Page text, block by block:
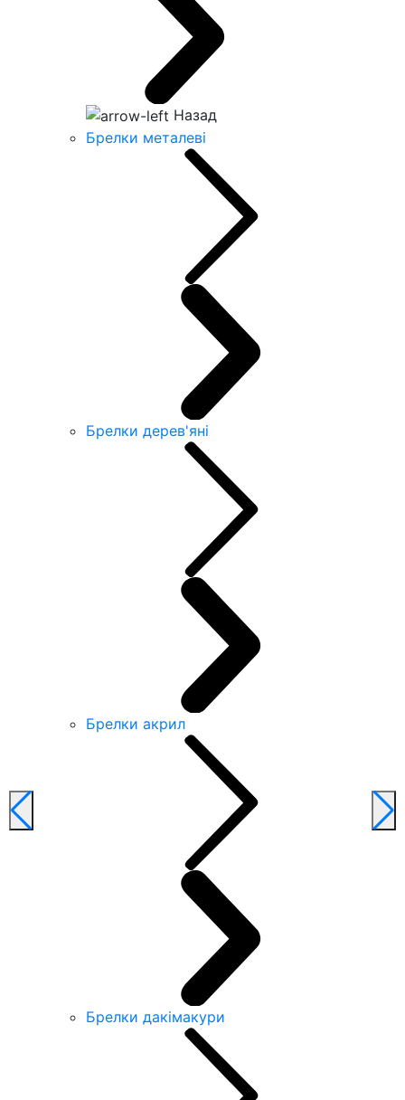
Назад
Брелки металеві
Брелки дерев'яні
Брелки акрил
Брелки дакімакури